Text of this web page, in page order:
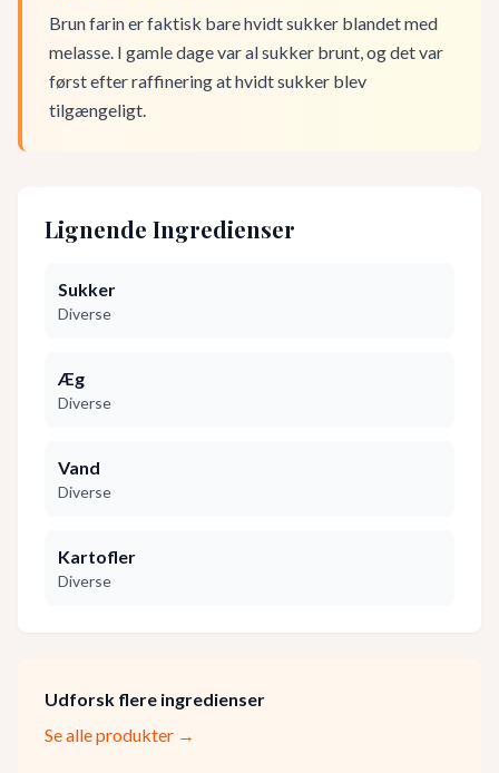
Brun farin er faktisk bare hvidt sukker blandet med
melasse. I gamle dage var al sukker brunt, og det var
først efter raffinering at hvidt sukker blev
tilgængeligt.
Lignende Ingredienser
Sukker
Diverse
Æg
Diverse
Vand
Diverse
Kartofler
Diverse
Udforsk flere ingredienser
Se alle produkter →